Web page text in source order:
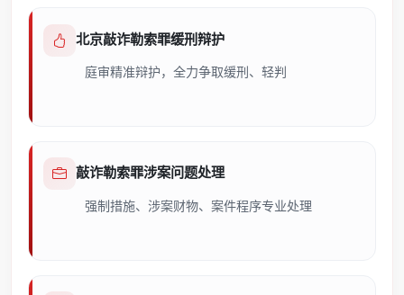
北京敲诈勒索罪缓刑辩护
庭审精准辩护，全力争取缓刑、轻判
敲诈勒索罪涉案问题处理
强制措施、涉案财物、案件程序专业处理